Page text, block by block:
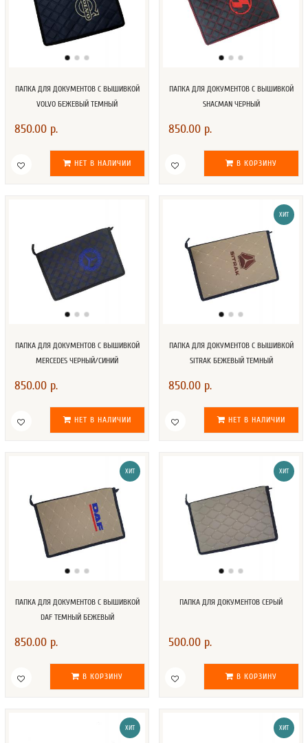
ПАПКА ДЛЯ ДОКУМЕНТОВ С ВЫШИВКОЙ
VOLVO БЕЖЕВЫЙ ТЕМНЫЙ
850.00 р.
НЕТ В НАЛИЧИИ
ПАПКА ДЛЯ ДОКУМЕНТОВ С ВЫШИВКОЙ
SHACMAN ЧЕРНЫЙ
850.00 р.
В КОРЗИНУ
ПАПКА ДЛЯ ДОКУМЕНТОВ С ВЫШИВКОЙ
MERCEDES ЧЕРНЫЙ/СИНИЙ
850.00 р.
НЕТ В НАЛИЧИИ
ХИТ
ПАПКА ДЛЯ ДОКУМЕНТОВ С ВЫШИВКОЙ
SITRAK БЕЖЕВЫЙ ТЕМНЫЙ
850.00 р.
НЕТ В НАЛИЧИИ
ХИТ
ПАПКА ДЛЯ ДОКУМЕНТОВ С ВЫШИВКОЙ
DAF ТЕМНЫЙ БЕЖЕВЫЙ
850.00 р.
В КОРЗИНУ
ХИТ
ПАПКА ДЛЯ ДОКУМЕНТОВ СЕРЫЙ
500.00 р.
В КОРЗИНУ
ХИТ ХИТ